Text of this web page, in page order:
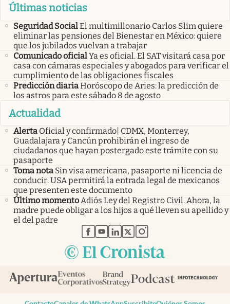
Últimas noticias
Seguridad SocialEl multimillonario Carlos Slim quiere
eliminar las pensiones del Bienestar en México: quiere
que los jubilados vuelvan a trabajar
Comunicado oficialYa es oficial. El SAT visitará casa por
casa con cámaras especiales y abogados para verificar el
cumplimiento de las obligaciones fiscales
Predicción diariaHoróscopo de Aries: la predicción de
los astros para este sábado 8 de agosto
Actualidad
Alerta Oficial y confirmado| CDMX, Monterrey,
Guadalajara y Cancún prohibirán el ingreso de
ciudadanos que hayan postergado este trámite con su
pasaporte
Toma nota Sin visa americana, pasaporte ni licencia de
conducir. USA permitirá la entrada legal de mexicanos
que presenten este documento
Último momentoAdiós Ley del Registro Civil. Ahora, la
madre puede obligar a los hijos a qué lleven su apellido y
el del padre
abre en nueva pestaña
abre en nueva pestaña
abre en nueva pestaña
abre en nueva pestaña
abre en nueva pestaña